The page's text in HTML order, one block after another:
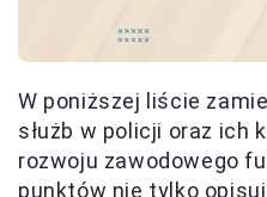
W poniższej liście
służb w policji oraz ich
rozwoju zawodowego
punktów nie tylko